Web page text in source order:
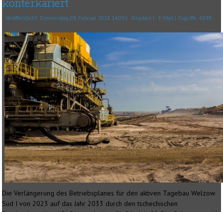
konterkariert
Veröffentlicht: Donnerstag, 08. Februar 2018 14:09 | Drucken | E-Mail | Zugriffe: 6399
Die Verlängerung des Betriebsplanes für den aktiven Tagebau Welzow
Süd I von 2023 auf das Jahr 2033 durch den tschechischen